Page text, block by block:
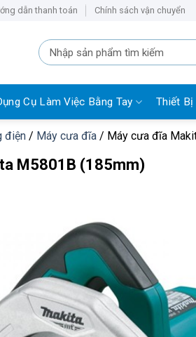
dẫn thanh toán Chính sách vận chuyển
Tìm
kiếm:
Cụ Làm Việc Bằng Tay Thiết Bị
điện / Máy cưa đĩa / Máy cưa đĩa
M5801B (185mm)